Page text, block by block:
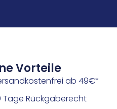
Vorteile
ab 49€*
Tage Rückgaberecht